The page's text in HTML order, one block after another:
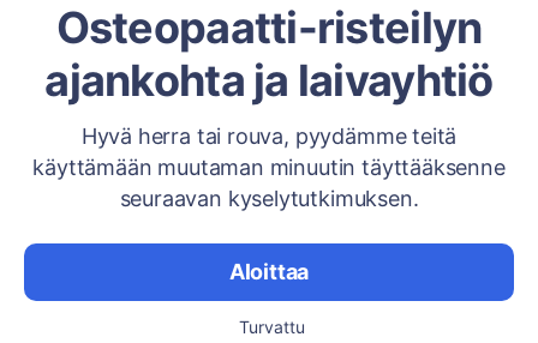
Osteopaatti-risteilyn
ajankohta ja laivayhtiö
Hyvä herra tai rouva, pyydämme teitä
käyttämään muutaman minuutin täyttääksenne
seuraavan kyselytutkimuksen.
Aloittaa
Turvattu